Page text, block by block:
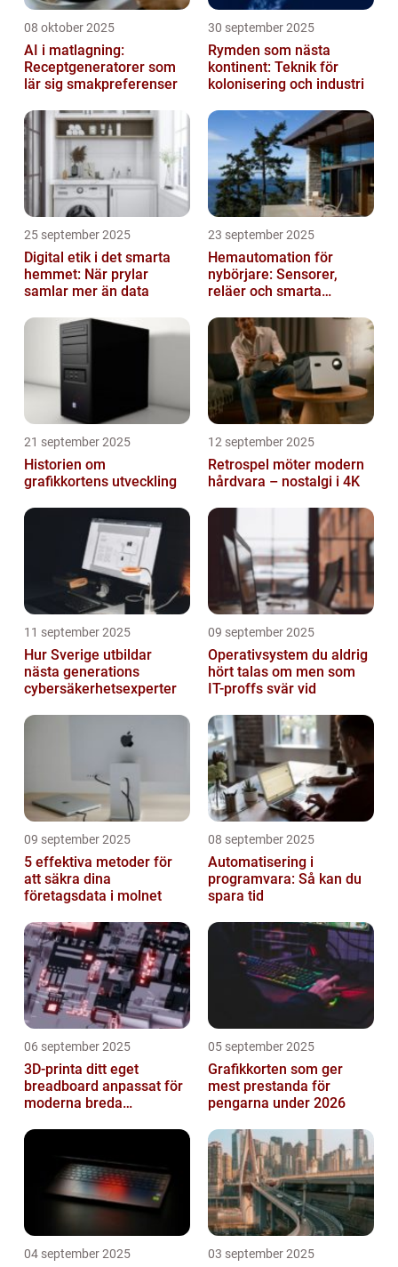
08 oktober 2025
AI i matlagning:
Receptgeneratorer som
lär sig smakpreferenser
30 september 2025
Rymden som nästa
kontinent: Teknik för
kolonisering och industri
25 september 2025
Digital etik i det smarta
hemmet: När prylar
samlar mer än data
23 september 2025
Hemautomation för
nybörjare: Sensorer,
reläer och smarta
21 september 2025
Historien om
grafikkortens utveckling
12 september 2025
Retrospel möter modern
hårdvara – nostalgi i 4K
11 september 2025
Hur Sverige utbildar
nästa generations
cybersäkerhetsexperter
09 september 2025
Operativsystem du aldrig
hört talas om men som
IT-proffs svär vid
09 september 2025
5 effektiva metoder för
att säkra dina
företagsdata i molnet
08 september 2025
Automatisering i
programvara: Så kan du
spara tid
06 september 2025
3D-printa ditt eget
breadboard anpassat för
moderna breda
05 september 2025
Grafikkorten som ger
mest prestanda för
pengarna under 2026
04 september 2025 03 september 2025